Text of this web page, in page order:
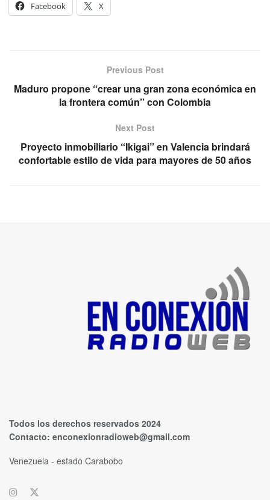
Facebook
X
Previous Post
Maduro propone “crear una gran zona económica en
la frontera común” con Colombia
Next Post
Proyecto inmobiliario “Ikigai” en Valencia brindará
confortable estilo de vida para mayores de 50 años
Todos los derechos reservados 2024
Contacto: enconexionradioweb@gmail.com
Venezuela - estado Carabobo